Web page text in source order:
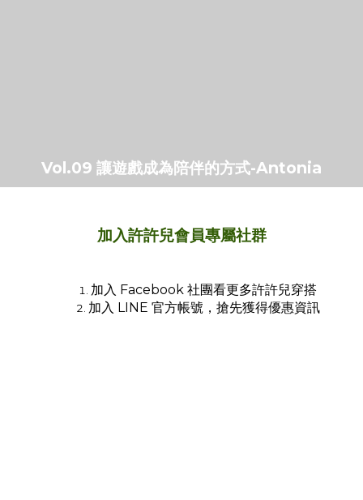
Vol.09 讓遊戲成為陪伴的方式-Antonia
加入許許兒會員專屬社群
加入 Facebook 社團看更多許許兒穿搭
加入 LINE 官方帳號，搶先獲得優惠資訊